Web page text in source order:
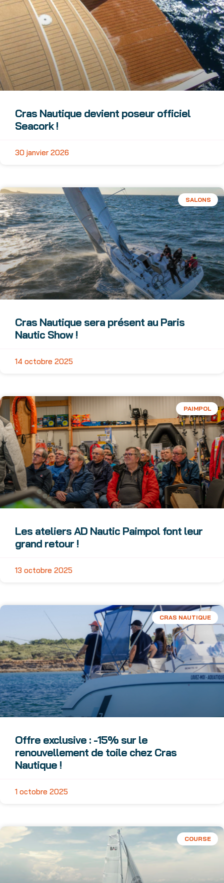
Cras Nautique devient poseur officiel
Seacork !
30 janvier 2026
SALONS
Cras Nautique sera présent au Paris
Nautic Show !
14 octobre 2025
PAIMPOL
Les ateliers AD Nautic Paimpol font leur
grand retour !
13 octobre 2025
CRAS NAUTIQUE
Offre exclusive : -15% sur le
renouvellement de toile chez Cras
Nautique !
1 octobre 2025
COURSE